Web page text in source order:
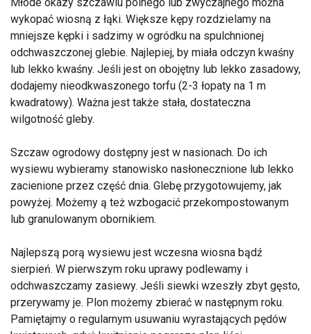
Młode okazy szczawiu polnego lub zwyczajnego można
wykopać wiosną z łąki. Większe kępy rozdzielamy na
mniejsze kępki i sadzimy w ogródku na spulchnionej
odchwaszczonej glebie. Najlepiej, by miała odczyn kwaśny
lub lekko kwaśny. Jeśli jest on obojętny lub lekko zasadowy,
dodajemy nieodkwaszonego torfu (2-3 łopaty na 1 m
kwadratowy). Ważna jest także stała, dostateczna
wilgotność gleby.
Szczaw ogrodowy dostępny jest w nasionach. Do ich
wysiewu wybieramy stanowisko nasłonecznione lub lekko
zacienione przez część dnia. Glebę przygotowujemy, jak
powyżej. Możemy ą też wzbogacić przekompostowanym
lub granulowanym obornikiem.
Najlepszą porą wysiewu jest wczesna wiosna bądź
sierpień. W pierwszym roku uprawy podlewamy i
odchwaszczamy zasiewy. Jeśli siewki wzeszły zbyt gęsto,
przerywamy je. Plon możemy zbierać w następnym roku.
Pamiętajmy o regularnym usuwaniu wyrastających pędów